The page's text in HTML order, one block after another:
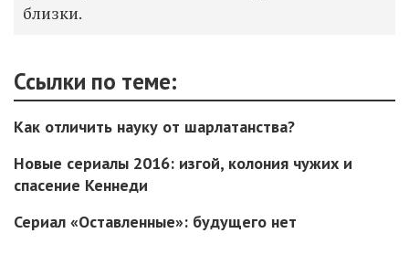
близки.
Ссылки по теме:
Как отличить науку от шарлатанства?
Новые сериалы 2016: изгой, колония чужих и
спасение Кеннеди
Сериал «Оставленные»: будущего нет